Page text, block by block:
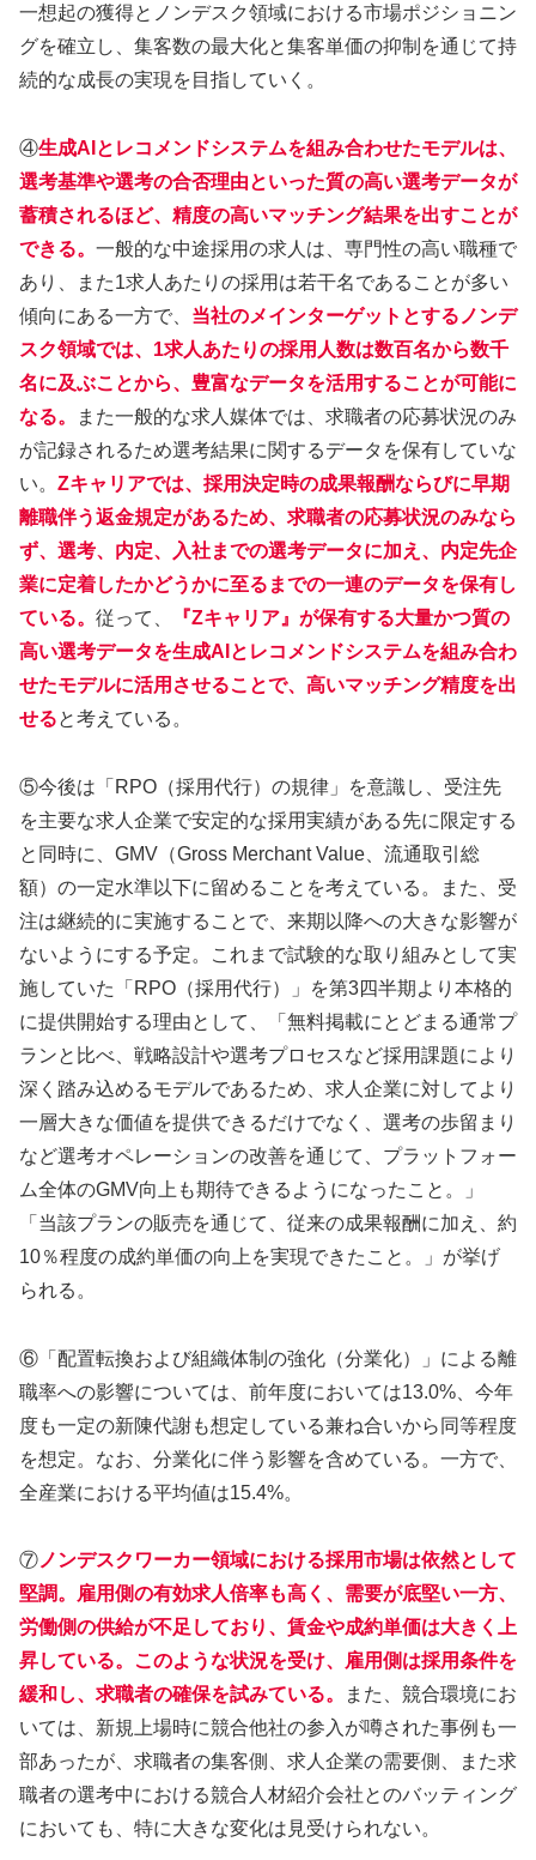
一想起の獲得とノンデスク領域における市場ポジショニン
グを確立し、集客数の最大化と集客単価の抑制を通じて持
続的な成長の実現を目指していく。
④生成AIとレコメンドシステムを組み合わせたモデルは、
選考基準や選考の合否理由といった質の高い選考データが
蓄積されるほど、精度の高いマッチング結果を出すことが
できる。 一般的な中途採用の求人は、専門性の高い職種で
あり、また1求人あたりの採用は若干名であることが多い
傾向にある一方で、 当社のメインターゲットとするノンデ
スク領域では、1求人あたりの採用人数は数百名から数千
名に及ぶことから、豊富なデータを活用することが可能に
なる。
また一般的な求人媒体では、求職者の応募状況のみ
が記録されるため選考結果に関するデータを保有していな
い。 Zキャリアでは、採用決定時の成果報酬ならびに早期
離職伴う返金規定があるため、求職者の応募状況のみなら
ず、選考、内定、入社までの選考データに加え、内定先企
業に定着したかどうかに至るまでの一連のデータを保有し
ている。 従って、
『Zキャリア』が保有する大量かつ質の
高い選考データを生成AIとレコメンドシステムを組み合わ
せたモデルに活用させることで、高いマッチング精度を出
せると考えている。
⑤今後は「RPO（採用代行）の規律」を意識し、受注先
を主要な求人企業で安定的な採用実績がある先に限定する
と同時に、GMV（Gross Merchant Value、流通取引総
額）の一定水準以下に留めることを考えている。また、受
注は継続的に実施することで、来期以降への大きな影響が
ないようにする予定。これまで試験的な取り組みとして実
施していた「RPO（採用代行）」を第3四半期より本格的
に提供開始する理由として、「無料掲載にとどまる通常プ
ランと比べ、戦略設計や選考プロセスなど採用課題により
深く踏み込めるモデルであるため、求人企業に対してより
一層大きな価値を提供できるだけでなく、選考の歩留まり
など選考オペレーションの改善を通じて、プラットフォー
ム全体のGMV向上も期待できるようになったこと。」
「当該プランの販売を通じて、従来の成果報酬に加え、約
10％程度の成約単価の向上を実現できたこと。」が挙げ
られる。
⑥「配置転換および組織体制の強化（分業化）」による離
職率への影響については、前年度においては13.0%、今年
度も一定の新陳代謝も想定している兼ね合いから同等程度
を想定。なお、分業化に伴う影響を含めている。一方で、
全産業における平均値は15.4%。
⑦ノンデスクワーカー領域における採用市場は依然として
堅調。雇用側の有効求人倍率も高く、需要が底堅い一方、
労働側の供給が不足しており、賃金や成約単価は大きく上
昇している。このような状況を受け、雇用側は採用条件を
緩和し、求職者の確保を試みている。
また、競合環境にお
いては、新規上場時に競合他社の参入が噂された事例も一
部あったが、求職者の集客側、求人企業の需要側、また求
職者の選考中における競合人材紹介会社とのバッティング
においても、特に大きな変化は見受けられない。